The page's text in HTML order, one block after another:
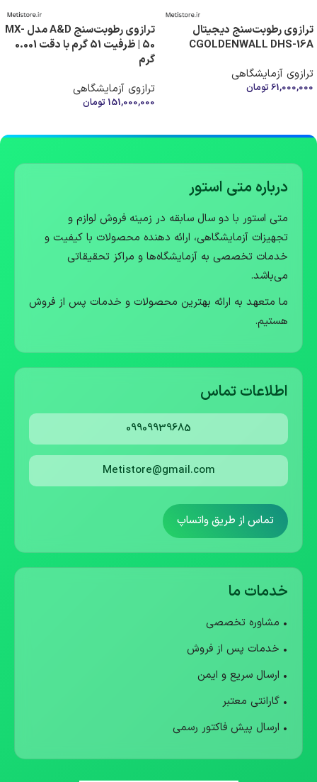
ترازوی رطوبت‌سنج دیجیتال
CGOLDENWALL DHS-16A
ترازوی آزمایشگاهی
61,000,000تومان
ترازوی رطوبت‌سنج A&D مدل MX-
50 | ظرفیت 51 گرم با دقت 0.001
گرم
ترازوی آزمایشگاهی
151,000,000 تومان
درباره متی استور
متی استور با دو سال سابقه در زمینه فروش لوازم و
تجهیزات آزمایشگاهی، ارائه دهنده محصولات با کیفیت و
خدمات تخصصی به آزمایشگاه‌ها و مراکز تحقیقاتی
می‌باشد.
ما متعهد به ارائه بهترین محصولات و خدمات پس از فروش
هستیم.
اطلاعات تماس
09909939685
Metistore@gmail.com
تماس از طریق واتساپ
خدمات ما
• مشاوره تخصصی
• خدمات پس از فروش
• ارسال سریع و ایمن
• گارانتی معتبر
• ارسال پیش فاکتور رسمی